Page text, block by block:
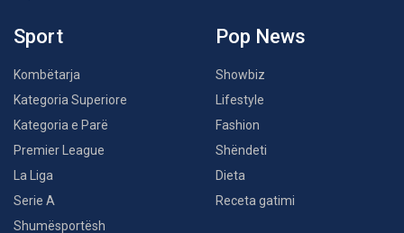
Sport
Kombëtarja
Kategoria Superiore
Kategoria e Parë
Premier League
La Liga
Serie A
Shumësportësh
Pop News
Showbiz
Lifestyle
Fashion
Shëndeti
Dieta
Receta gatimi